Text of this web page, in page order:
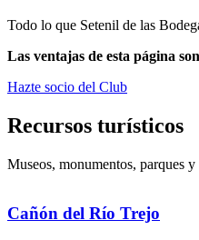
Todo lo que Setenil de las
Las ventajas de esta página
Hazte socio del Club
Recursos turísticos
Museos, monumentos, parques
Cañón del Río Trejo